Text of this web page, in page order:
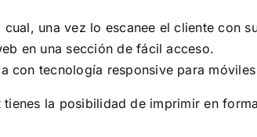
cual, una vez lo escanee el cliente con
en una sección de fácil acceso.
con tecnología responsive para
la posibilidad de imprimir en